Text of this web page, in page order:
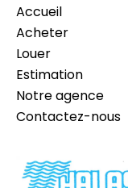
Accueil
Acheter
Louer
Estimation
Notre agence
Contactez-nous